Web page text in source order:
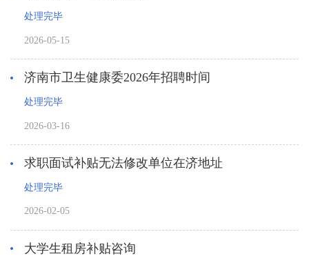
处理完毕
2026-05-15
济南市卫生健康委2026年招聘时间
处理完毕
2026-03-16
求职面试补贴无法修改单位在济地址
处理完毕
2026-02-05
大学生租房补贴咨询